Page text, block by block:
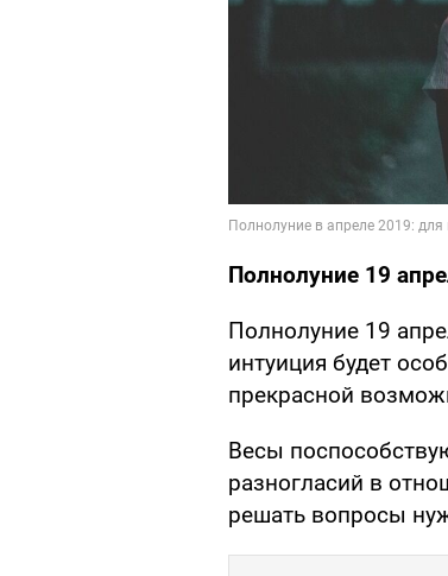
Полнолуние 19
Полнолуние 19
интуиция будет
прекрасной
Весы
разногласий в
решать вопросы